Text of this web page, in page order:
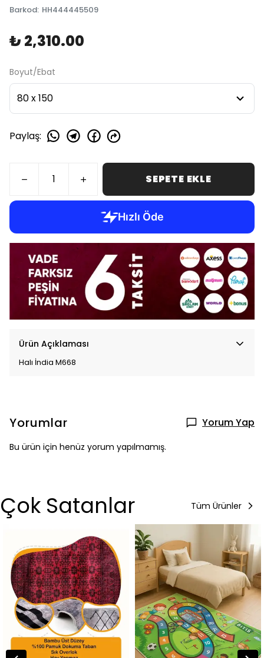
Barkod: HH444445509
₺ 2,310.00
Boyut/Ebat
Paylaş:
SEPETE EKLE
Ürün Açıklaması
Halı İndia M668
Yorumlar Yorum Yap
Bu ürün için henüz yorum yapılmamış.
Çok Satanlar Tüm Ürünler